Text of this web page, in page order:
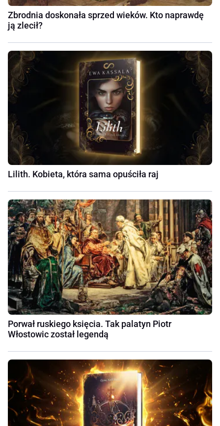
Zbrodnia doskonała sprzed wieków. Kto naprawdę
ją zlecił?
Lilith. Kobieta, która sama opuściła raj
Porwał ruskiego księcia. Tak palatyn Piotr
Włostowic został legendą